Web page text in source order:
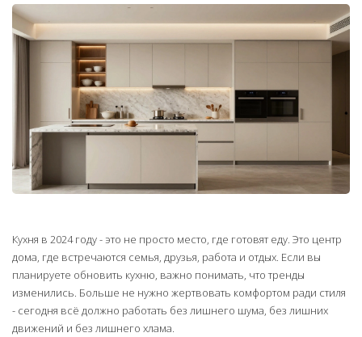
Кухня в 2024 году - это не просто место, где готовят еду. Это центр
дома, где встречаются семья, друзья, работа и отдых. Если вы
планируете обновить кухню, важно понимать, что тренды
изменились. Больше не нужно жертвовать комфортом ради стиля
- сегодня всё должно работать без лишнего шума, без лишних
движений и без лишнего хлама.